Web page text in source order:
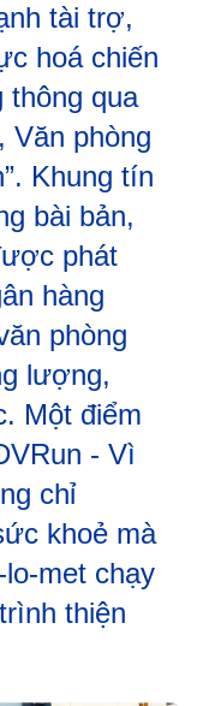
tài trợ,
hoá chiến
thông qua
Văn phòng
Khung tín
bài bản,
phát
hàng
phòng
lượng,
Một điểm
- Vì
chỉ
khoẻ mà
met chạy
thiện